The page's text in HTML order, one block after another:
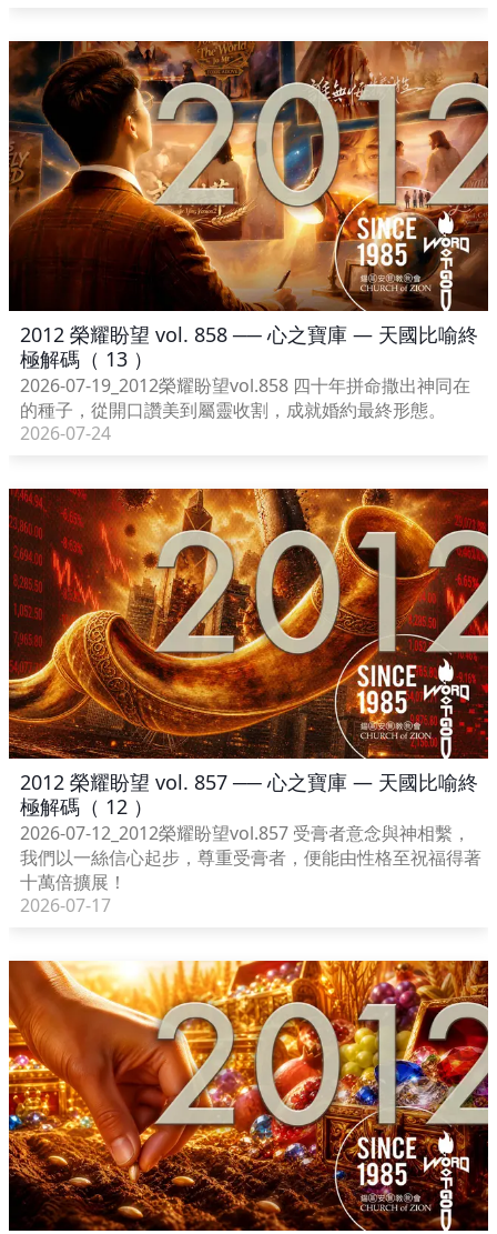
2012 榮耀盼望 vol. 858 ── 心之寶庫 — 天國比喻終
極解碼（ 13 ）
2026-07-19_2012榮耀盼望vol.858 四十年拼命撒出神同在
的種子，從開口讚美到屬靈收割，成就婚約最終形態。
2026-07-24
2012 榮耀盼望 vol. 857 ── 心之寶庫 — 天國比喻終
極解碼（ 12 ）
2026-07-12_2012榮耀盼望vol.857 受膏者意念與神相繫，
我們以一絲信心起步，尊重受膏者，便能由性格至祝福得著
十萬倍擴展！
2026-07-17